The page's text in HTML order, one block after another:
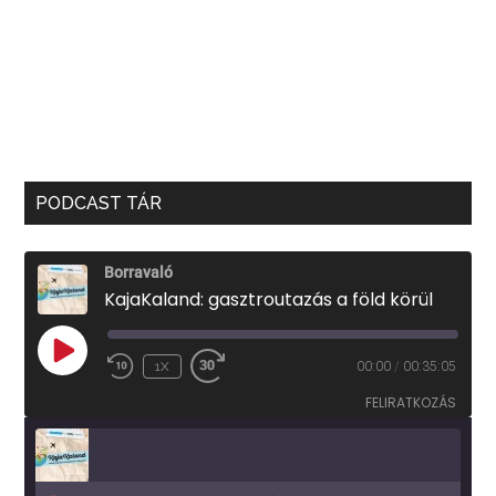
PODCAST TÁR
Borravaló
KajaKaland: gasztroutazás a föld körül
PLAY
EPISODE
1X 00:00 / 00:35:05
FELIRATKOZÁS